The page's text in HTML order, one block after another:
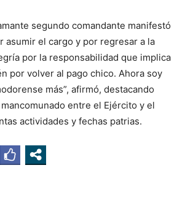
segundo comandante manifestó
asumir el cargo y por regresar a la
por la responsabilidad que implica
por volver al pago chico. Ahora soy
más”, afirmó, destacando
entre el Ejército y el
actividades y fechas patrias.